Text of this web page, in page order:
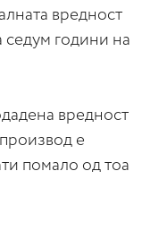
вредност
години на
вредност
е
помало од тоа